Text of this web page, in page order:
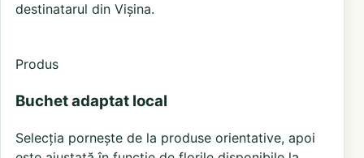
destinatarul din Vișina.
Produs
Buchet adaptat local
Selecția pornește de la produse orientative, apoi